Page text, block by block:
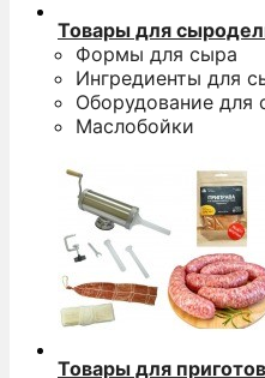
Товары для
Формы для сыра
Ингредиенты для
Оборудование для
Маслобойки
Товары для